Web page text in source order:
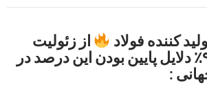
کننده فولاد
از زئولیت
کلینوپتیلولیت ۹۸٪ دلایل پایین بودن این درصد در
: